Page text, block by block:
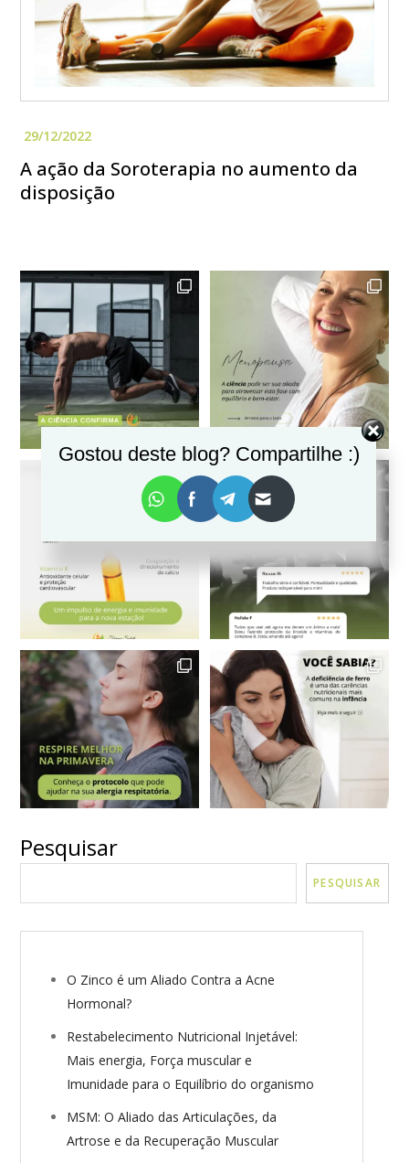
A ação da Soroterapia no aumento da
disposição
VER MAIS Seguir no Instagram
Pesquisar
PESQUISAR
O Zinco é um Aliado Contra a Acne
Hormonal?
Restabelecimento Nutricional Injetável:
Mais energia, Força muscular e
Imunidade para o Equilíbrio do organismo
MSM: O Aliado das Articulações, da
Artrose e da Recuperação Muscular
Gostou deste blog? Compartilhe :)